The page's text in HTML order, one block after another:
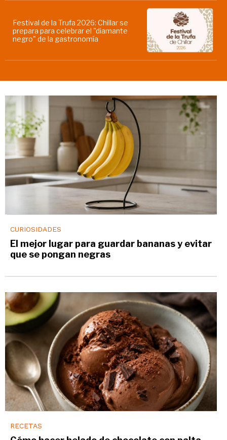
Festival de la Trufa 2026: Chillar se
prepara para celebrar el "diamante
negro" de la gastronomía
CURIOSIDADES
El mejor lugar para guardar bananas y evitar
que se pongan negras
RECETAS